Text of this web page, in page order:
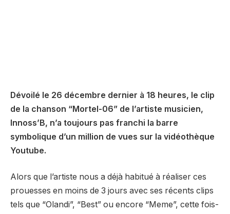
Dévoilé le 26 décembre dernier à 18 heures, le clip
de la chanson “Mortel-06” de l’artiste musicien,
Innoss’B, n’a toujours pas franchi la barre
symbolique d’un million de vues sur la vidéothèque
Youtube.
Alors que l’artiste nous a déjà habitué à réaliser ces
prouesses en moins de 3 jours avec ses récents clips
tels que “Olandi”, “Best” ou encore “Meme”, cette fois-